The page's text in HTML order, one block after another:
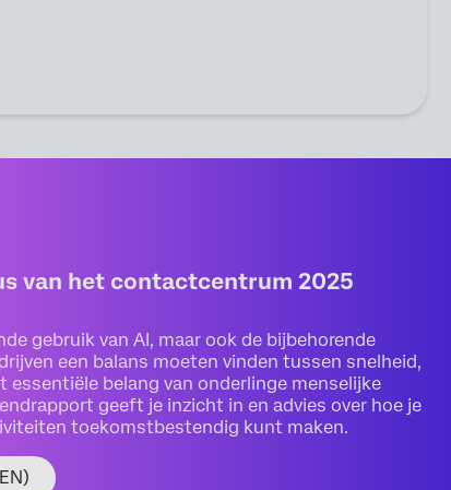
van het contactcentrum 2025
gebruik van AI, maar ook de bijbehorende
een balans moeten vinden tussen snelheid,
belang van onderlinge menselijke
geeft je inzicht in en advies over hoe je
toekomstbestendig kunt maken.